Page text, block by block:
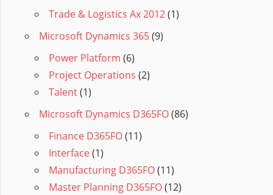
Trade & Logistics Ax 2012(1)
Microsoft Dynamics 365(9)
Power Platform (6)
Project Operations (2)
Talent(1)
Microsoft Dynamics D365FO(86)
Finance D365FO(11)
Interface(1)
Manufacturing D365FO(11)
Master Planning D365FO(12)